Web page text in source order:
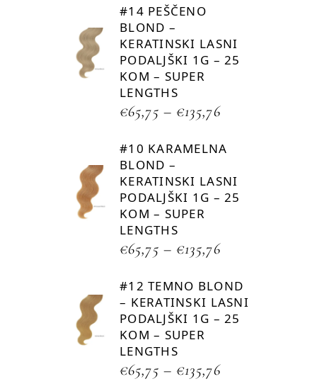
#14 PEŠČENO
BLOND –
KERATINSKI LASNI
PODALJŠKI 1G – 25
KOM – SUPER
LENGTHS
€65,75 – €135,76
#10 KARAMELNA
BLOND –
KERATINSKI LASNI
PODALJŠKI 1G – 25
KOM – SUPER
LENGTHS
€65,75 – €135,76
#12 TEMNO BLOND
– KERATINSKI LASNI
PODALJŠKI 1G – 25
KOM – SUPER
LENGTHS
€65,75 – €135,76